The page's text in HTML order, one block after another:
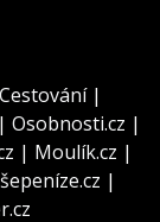
Cestování|
| Osobnosti.cz |
| Moulík.cz |
|